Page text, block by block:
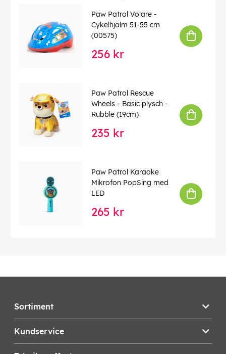
Paw Patrol Volare -
Cykelhjälm 51-55 cm
(00575)
256 kr
Paw Patrol Rescue
Wheels - Basic plysch -
Rubble (19cm)
235 kr
Paw Patrol Karaoke
Mikrofon PopSing med
LED
265 kr
Sortiment
Kundservice